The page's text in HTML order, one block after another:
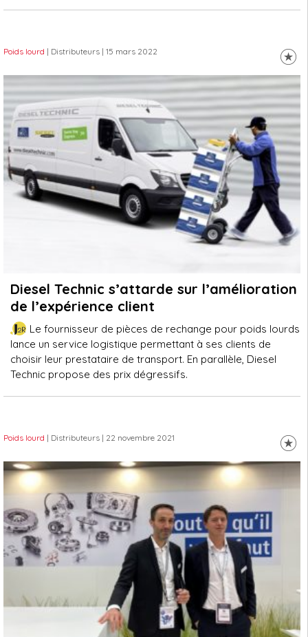
Poids lourd | Distributeurs | 15 mars 2022
Diesel Technic s’attarde sur l’amélioration
de l’expérience client
Le fournisseur de pièces de rechange pour poids lourds
lance un service logistique permettant à ses clients de
choisir leur prestataire de transport. En parallèle, Diesel
Technic propose des prix dégressifs.
Poids lourd | Distributeurs | 22 novembre 2021